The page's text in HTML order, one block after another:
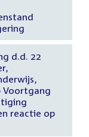
d.d. 22
Voortgang
reactie op